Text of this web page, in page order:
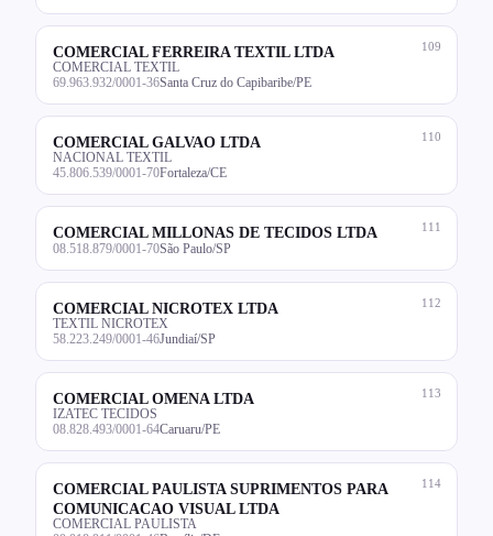
109
COMERCIAL FERREIRA TEXTIL LTDA
COMERCIAL TEXTIL
69.963.932/0001-36Santa Cruz do Capibaribe/PE
110
COMERCIAL GALVAO LTDA
NACIONAL TEXTIL
45.806.539/0001-70Fortaleza/CE
111
COMERCIAL MILLONAS DE TECIDOS LTDA
08.518.879/0001-70São Paulo/SP
112
COMERCIAL NICROTEX LTDA
TEXTIL NICROTEX
58.223.249/0001-46Jundiaí/SP
113
COMERCIAL OMENA LTDA
IZATEC TECIDOS
08.828.493/0001-64Caruaru/PE
114
COMERCIAL PAULISTA SUPRIMENTOS PARA
COMUNICACAO VISUAL LTDA
COMERCIAL PAULISTA